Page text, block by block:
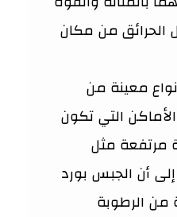
الحرائق من مكان
معينة من
التي تكون
مرتفعة مثل
إلى أن الجبس بورد
من الرطوبة